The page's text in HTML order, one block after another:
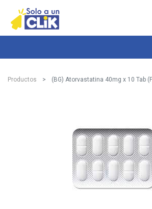
Productos (BG) Atorvastatina 40mg x 10 Tab